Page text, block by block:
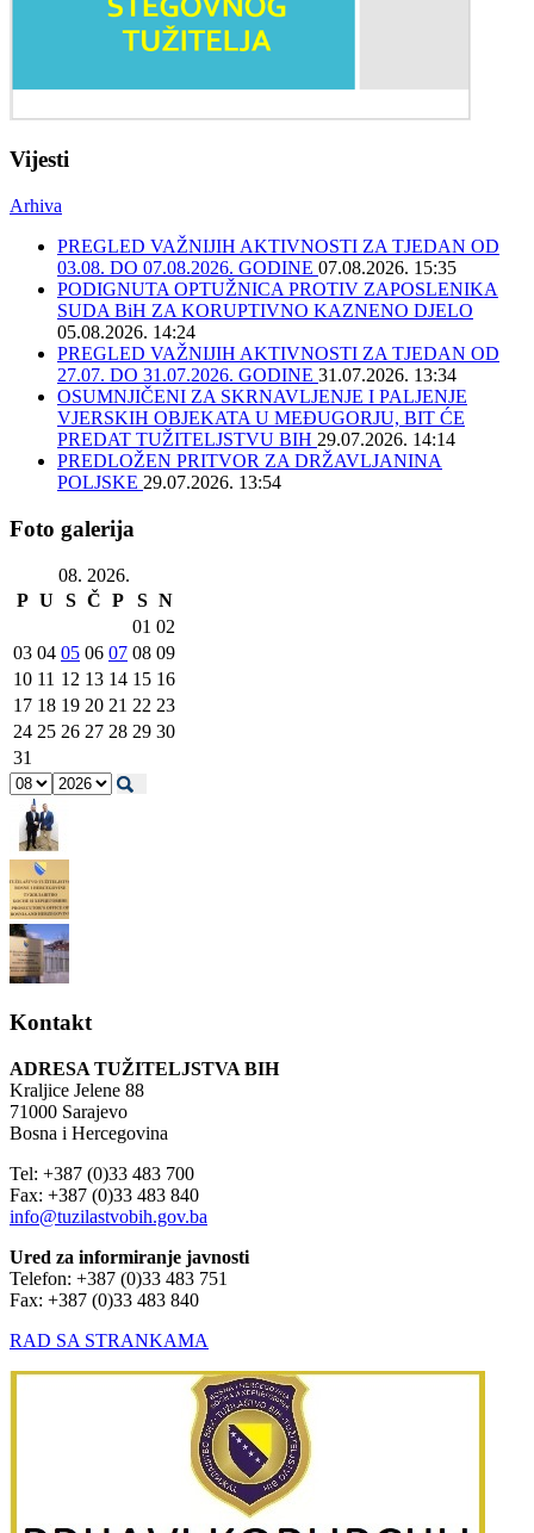
Vijesti
Arhiva
PREGLED VAŽNIJIH AKTIVNOSTI ZA TJEDAN OD
03.08. DO 07.08.2026. GODINE 07.08.2026. 15:35
PODIGNUTA OPTUŽNICA PROTIV ZAPOSLENIKA
SUDA BiH ZA KORUPTIVNO KAZNENO DJELO
05.08.2026. 14:24
PREGLED VAŽNIJIH AKTIVNOSTI ZA TJEDAN OD
27.07. DO 31.07.2026. GODINE 31.07.2026. 13:34
OSUMNJIČENI ZA SKRNAVLJENJE I PALJENJE
VJERSKIH OBJEKATA U MEĐUGORJU, BIT ĆE
PREDAT TUŽITELJSTVU BIH 29.07.2026. 14:14
PREDLOŽEN PRITVOR ZA DRŽAVLJANINA
POLJSKE 29.07.2026. 13:54
Foto galerija
08. 2026.
P U S Č P S N
01 02
03 04 05 06 07 08 09
10 11 12 13 14 15 16
17 18 19 20 21 22 23
24 25 26 27 28 29 30
31
Kontakt
ADRESA TUŽITELJSTVA BIH
Kraljice Jelene 88
71000 Sarajevo
Bosna i Hercegovina
Tel: +387 (0)33 483 700
Fax: +387 (0)33 483 840
info@tuzilastvobih.gov.ba
Ured za informiranje javnosti
Telefon: +387 (0)33 483 751
Fax: +387 (0)33 483 840
RAD SA STRANKAMA